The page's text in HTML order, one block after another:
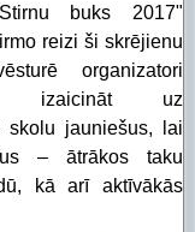
buks 2017"
reizi ši skrējienu
organizatori
izaicināt uz
skolu jauniešus, lai
– ātrākos taku
kā arī aktīvākās